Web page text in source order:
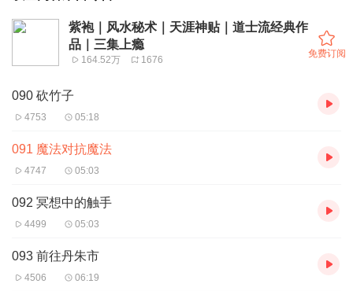
紫袍｜风水秘术｜天涯神贴｜道士流经典作
品｜三集上瘾
164.52万 1676
免费订阅
090 砍竹子
4753 05:18
091 魔法对抗魔法
4747 05:03
092 冥想中的触手
4499 05:03
093 前往丹朱市
4506 06:19